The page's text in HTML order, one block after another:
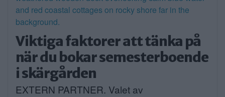
Viktiga faktorer att tänka på
när du bokar semesterboende
i skärgården
EXTERN PARTNER. Valet av